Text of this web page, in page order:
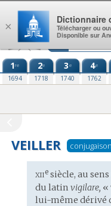
Aller au contenu
1re
1694
2e
1718
3e
1740
4e
1762
VEILLER conjugaison
Étymologie
:
xiiesiècle, au sens
du latin vigilare, «
lui-même dérivé
×
Dictionnaire
Télécharger ou
Disponible sur